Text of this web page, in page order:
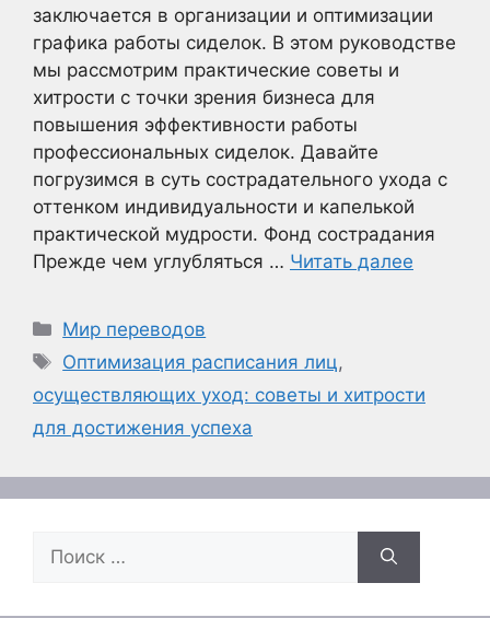
заключается в организации и оптимизации
графика работы сиделок. В этом руководстве
мы рассмотрим практические советы и
хитрости с точки зрения бизнеса для
повышения эффективности работы
профессиональных сиделок. Давайте
погрузимся в суть сострадательного ухода с
оттенком индивидуальности и капелькой
практической мудрости. Фонд сострадания
Прежде чем углубляться … Читать далее
Рубрики
Мир переводов
Метки
Оптимизация расписания лиц,
осуществляющих уход: советы и хитрости
для достижения успеха
Поиск: